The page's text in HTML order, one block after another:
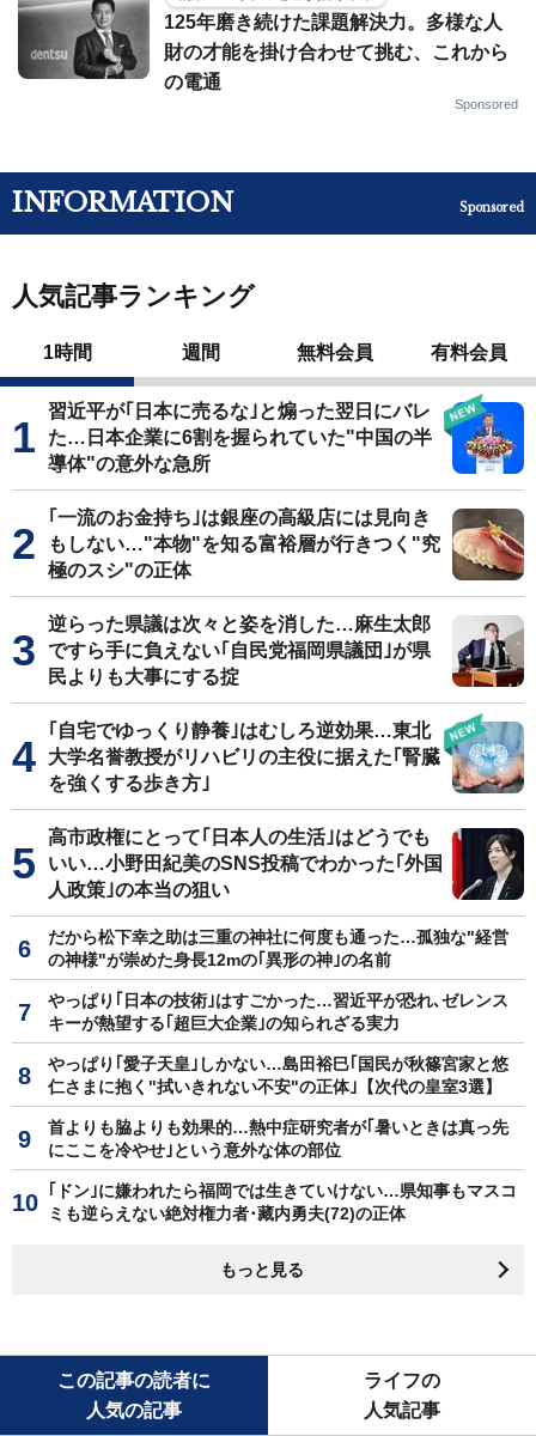
125年磨き続けた課題解決力。多様な人
財の才能を掛け合わせて挑む、これから
の電通
Sponsored
INFORMATION Sponsored
人気記事ランキング
1時間 週間 無料会員 有料会員
習近平が｢日本に売るな｣と煽った翌日にバレ
た…日本企業に6割を握られていた"中国の半
導体"の意外な急所
｢一流のお金持ち｣は銀座の高級店には見向き
もしない…"本物"を知る富裕層が行きつく"究
極のスシ"の正体
逆らった県議は次々と姿を消した…麻生太郎
ですら手に負えない｢自民党福岡県議団｣が県
民よりも大事にする掟
｢自宅でゆっくり静養｣はむしろ逆効果…東北
大学名誉教授がリハビリの主役に据えた｢腎臓
を強くする歩き方｣
高市政権にとって｢日本人の生活｣はどうでも
いい…小野田紀美のSNS投稿でわかった｢外国
人政策｣の本当の狙い
だから松下幸之助は三重の神社に何度も通った…孤独な"経営
の神様"が崇めた身長12mの｢異形の神｣の名前
やっぱり｢日本の技術｣はすごかった…習近平が恐れ､ゼレンス
キーが熱望する｢超巨大企業｣の知られざる実力
やっぱり｢愛子天皇｣しかない…島田裕巳｢国民が秋篠宮家と悠
仁さまに抱く"拭いきれない不安"の正体｣【次代の皇室3選】
首よりも脇よりも効果的…熱中症研究者が｢暑いときは真っ先
にここを冷やせ｣という意外な体の部位
｢ドン｣に嫌われたら福岡では生きていけない…県知事もマスコ
ミも逆らえない絶対権力者･藏内勇夫(72)の正体
もっと見る
この記事の読者に
人気の記事
ライフの
人気記事